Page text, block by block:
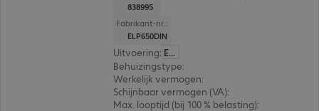
838995
Fabrikant-nr.:
ELP650DIN
Uitvoering: Europa
Behuizingstype:
Werkelijk vermogen:
Schijnbaar vermogen (VA):
Max. looptijd (bij 100 % belasting):